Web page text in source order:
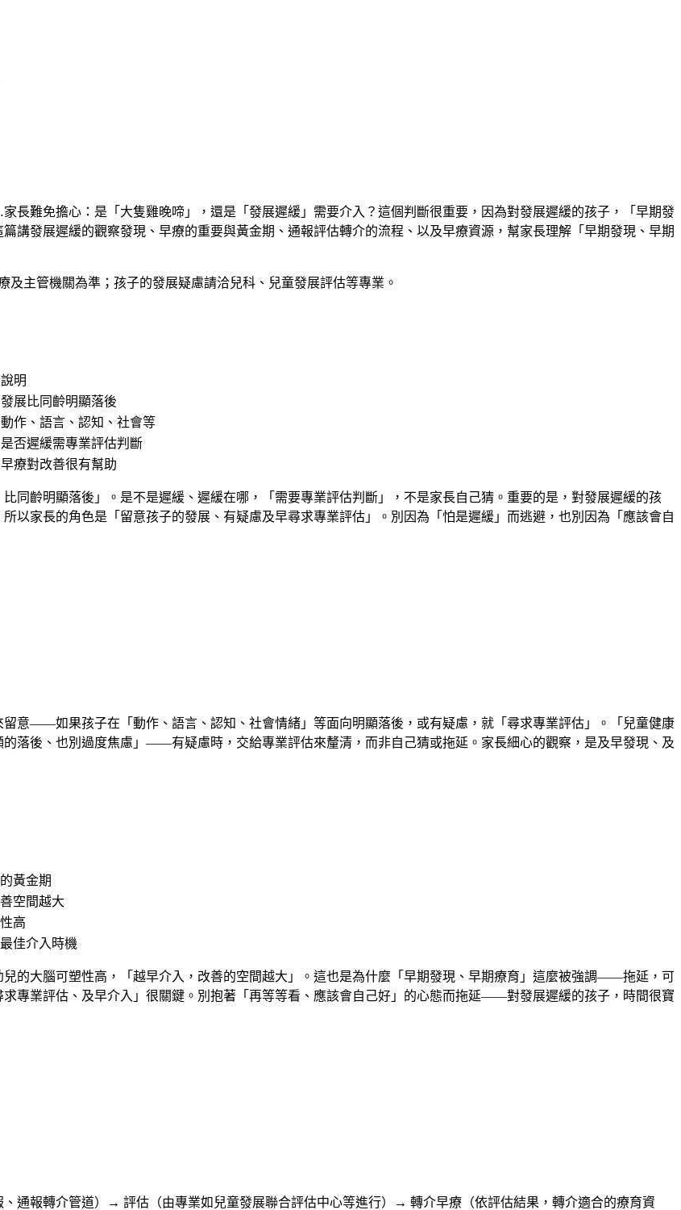
難免擔心：是「大隻雞晚啼」，還是「發展遲緩」需要介入？這個判斷很重要，因為對發展遲緩的孩子，「早期發
發展遲緩的觀察發現、早療的重要與黃金期、通報評估轉介的流程、以及早療資源，幫家長理解「早期發現、早期
主管機關為準；孩子的發展疑慮請洽兒科、兒童發展評估等專業。
說明
發展比同齡明顯落後
動作、語言、認知、社會等
是否遲緩需專業評估判斷
早療對改善很有幫助
同齡明顯落後」。是不是遲緩、遲緩在哪，「需要專業評估判斷」，不是家長自己猜。重要的是，對發展遲緩的孩
家長的角色是「留意孩子的發展、有疑慮及早尋求專業評估」。別因為「怕是遲緩」而逃避，也別因為「應該會自
意——如果孩子在「動作、語言、認知、社會情緒」等面向明顯落後，或有疑慮，就「尋求專業評估」。「兒童健康
落後、也別過度焦慮」——有疑慮時，交給專業評估來釐清，而非自己猜或拖延。家長細心的觀察，是及早發現、及
黃金期
空間越大
高
佳介入時機
的大腦可塑性高，「越早介入，改善的空間越大」。這也是為什麼「早期發現、早期療育」這麼被強調——拖延，可
專業評估、及早介入」很關鍵。別抱著「再等等看、應該會自己好」的心態而拖延——對發展遲緩的孩子，時間很寶
通報轉介管道）→ 評估（由專業如兒童發展聯合評估中心等進行）→ 轉介早療（依評估結果，轉介適合的療育資